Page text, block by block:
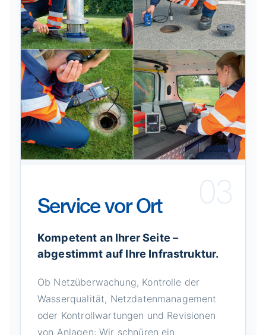
03
Service vor Ort
Kompetent an Ihrer Seite –
abgestimmt auf Ihre Infrastruktur.
Ob Netzüberwachung, Kontrolle der
Wasserqualität, Netzdatenmanagement
oder Kontrollwartungen und Revisionen
von Anlagen: Wir schnüren ein